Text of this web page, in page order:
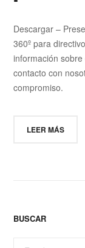
Descargar –
360º para
información
contacto con
compromiso.
LEER MÁS
BUSCAR